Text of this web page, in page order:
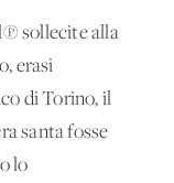
sollecite alla
erasi
di Torino, il
santa fosse
lo